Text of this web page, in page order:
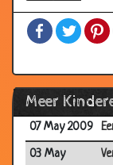
FacebookTwitter
Meer
15 Jul 2009
11 Jul 2009
22 Jun 2009
02 Jun 2009
07 May 2009
03 May